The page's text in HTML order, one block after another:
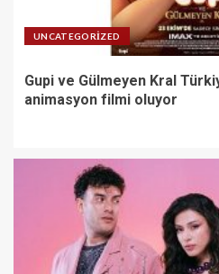
UNCATEGORIZED
Gupi ve Gülmeyen Kral
animasyon filmi oluyor